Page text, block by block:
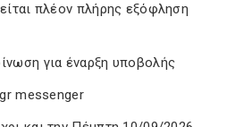
πλέον πλήρης εξόφληση
για έναρξη υποβολής
messenger